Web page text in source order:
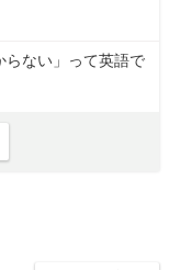
らない」って英語で